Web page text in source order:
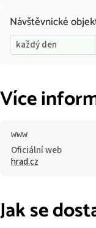
Návštěvnické
každý den
Více
Oficiální web
hrad.cz
Jak se